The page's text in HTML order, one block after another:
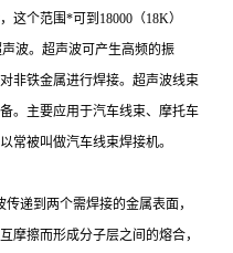
这个范围*可到18000（18K）
波。超声波可产生高频的振
非铁金属进行焊接。超声波线束
。主要应用于汽车线束、摩托车
常被叫做汽车线束焊接机。
递到两个需焊接的金属表面，
摩擦而形成分子层之间的熔合，